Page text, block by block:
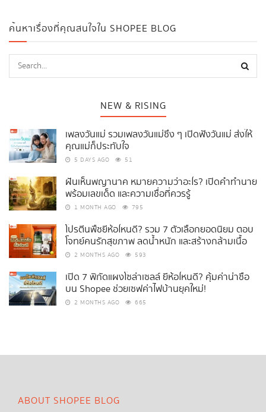
ค้นหาเรื่องที่คุณสนใจใน SHOPEE BLOG
NEW & RISING
เพลงวันแม่ รวมเพลงวันแม่ซึ้ง ๆ เปิดฟังวันแม่ ส่งให้
คุณแม่ก็ประทับใจ
5 DAYS AGO 51
ฝันเห็นพญานาค หมายความว่าอะไร? เปิดคำทำนาย
พร้อมเลขเด็ด และความเชื่อที่ควรรู้
1 MONTH AGO 795
โปรตีนพืชยี่ห้อไหนดี? รวม 7 ตัวเลือกยอดนิยม ตอบ
โจทย์คนรักสุขภาพ ลดน้ำหนัก และสร้างกล้ามเนื้อ
2 MONTHS AGO 593
เปิด 7 พิกัดแผงโซล่าเซลล์ ยี่ห้อไหนดี? คุ้มค่าน่าซื้อ
บน Shopee ช่วยเซฟค่าไฟบ้านยุคใหม่!
2 MONTHS AGO 665
ABOUT SHOPEE BLOG